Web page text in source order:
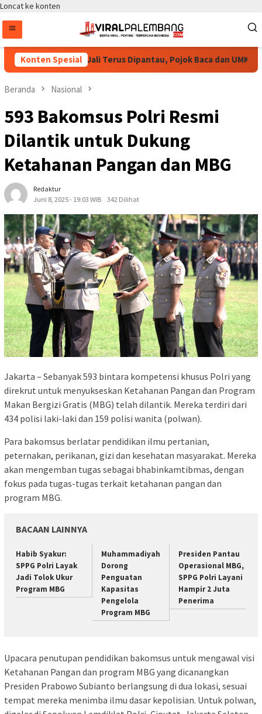
Loncat ke konten
Konten Spesial
Bang Jali Terus Dipantau, Pojok Baca dan UMKM
Beranda Nasional
593 Bakomsus Polri Resmi
Dilantik untuk Dukung
Ketahanan Pangan dan MBG
Redaktur
Juni 8, 2025 - 19:03 WIB
342 Dilihat
Jakarta – Sebanyak 593 bintara kompetensi khusus Polri yang
direkrut untuk menyukseskan Ketahanan Pangan dan Program
Makan Bergizi Gratis (MBG) telah dilantik. Mereka terdiri dari
434 polisi laki-laki dan 159 polisi wanita (polwan).
Para bakomsus berlatar pendidikan ilmu pertanian,
peternakan, perikanan, gizi dan kesehatan masyarakat. Mereka
akan mengemban tugas sebagai bhabinkamtibmas, dengan
fokus pada tugas-tugas terkait ketahanan pangan dan
program MBG.
BACAAN LAINNYA
Habib Syakur:
SPPG Polri Layak
Jadi Tolok Ukur
Program MBG
Muhammadiyah
Dorong
Penguatan
Kapasitas
Pengelola
Program MBG
Presiden Pantau
Operasional MBG,
SPPG Polri Layani
Hampir 2 Juta
Penerima
Upacara penutupan pendidikan bakomsus untuk mengawal visi
Ketahanan Pangan dan program MBG yang dicanangkan
Presiden Prabowo Subianto berlangsung di dua lokasi, sesuai
tempat mereka menimba ilmu dasar kepolisian. Untuk polwan,